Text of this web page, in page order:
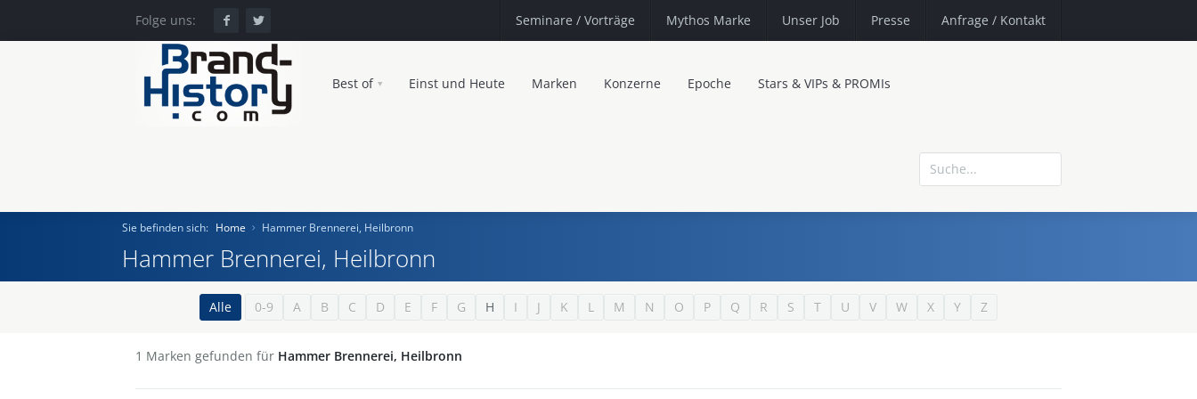
Folge uns: Seminare / Vorträge Mythos Marke Unser Job Presse Anfrage / Kontakt
Best of Einst und Heute Marken Konzerne Epoche Stars & VIPs & PROMIs
Sie befinden sich: Home Hammer Brennerei, Heilbronn
Hammer Brennerei, Heilbronn
Alle 0-9 A B C D E F G H I J K L M N O P Q R S T U V W X Y Z
1 Marken gefunden für Hammer Brennerei, Heilbronn